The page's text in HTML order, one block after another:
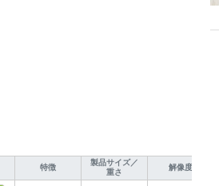
特徴
製品サイズ／
重さ
解像度